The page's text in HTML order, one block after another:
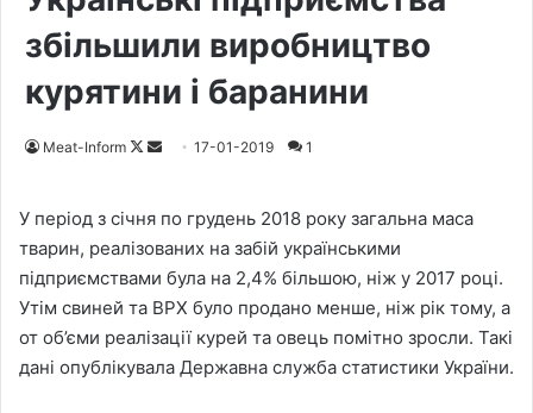
збільшили виробництво
курятини і баранини
Meat-Inform
F
o
w
o
n
X
a
n
e
m
a
17-01-2019 1
У період з січня по грудень 2018 року загальна маса
тварин, реалізованих на забій українськими
підприємствами була на 2,4% більшою, ніж у 2017 році.
Утім свиней та ВРХ було продано менше, ніж рік тому, а
от об’єми реалізації курей та овець помітно зросли. Такі
дані опублікувала Державна служба статистики України.